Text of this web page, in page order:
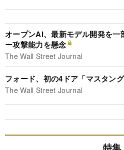
オープンAI、最新モデル開発を
ー攻撃能力を懸念
The Wall Street Journal
フォード、初の4ドア「マスタン
The Wall Street Journal